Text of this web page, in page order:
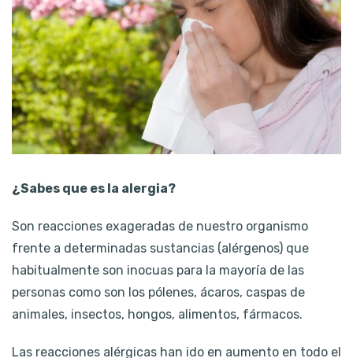
¿Sabes que es la alergia?
Son reacciones exageradas de nuestro organismo
frente a determinadas sustancias (alérgenos) que
habitualmente son inocuas para la mayoría de las
personas como son los pólenes, ácaros, caspas de
animales, insectos, hongos, alimentos, fármacos.
Las reacciones alérgicas han ido en aumento en todo el